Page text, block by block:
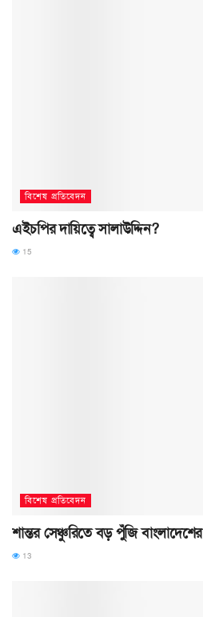
বিশেষ প্রতিবেদন
এইচপির দায়িত্বে সালাউদ্দিন?
15
বিশেষ প্রতিবেদন
শান্তর সেঞ্চুরিতে বড় পুঁজি বাংলাদেশের
13